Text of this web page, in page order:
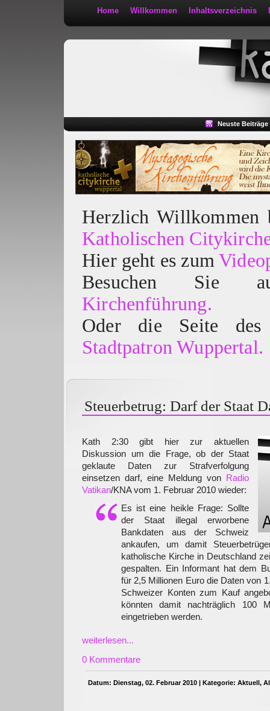
Home Willkommen Inhaltsverzeichnis
Neuste Beiträge
Herzlich
Katholischen
Hier geht es zum
Besuchen
Kirchenführung.
Oder die Seite des
Stadtpatron Wuppertal.
Steuerbetrug: Darf der Staat
Kath 2:30 gibt hier zur aktuellen
Diskussion um die Frage, ob der Staat
geklaute Daten zur Strafverfolgung
einsetzen darf, eine Meldung von
Radio
Vatikan/KNA vom 1. Februar 2010 wieder:
Es ist eine heikle Frage: Sollte
der Staat illegal erworbene
Bankdaten aus der Schweiz
ankaufen, um damit
katholische Kirche in Deutschland
gespalten. Ein Informant hat dem
für 2,5 Millionen Euro die Daten von
Schweizer Konten zum Kauf
könnten damit nachträglich 100
eingetrieben werden.
weiterlesen...
0 Kommentare
Datum: Dienstag, 02. Februar 2010 | Kategorie: Aktuell,